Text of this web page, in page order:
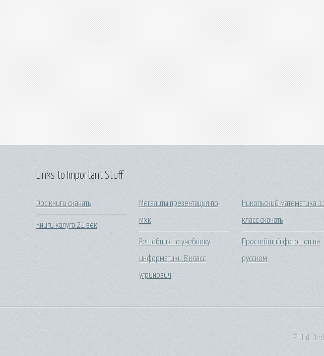
Links to Important Stuff
Doc книги скачать
Книги калуга 21 век
Мегалиты презентация по
мхк
Решебник по учебнику
информатики 8 класс
угринович
Никольский математика
класс скачать
Простейший фотошоп на
русском
©